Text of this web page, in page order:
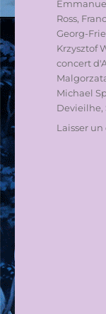
Ross,
Georg-
Krzysztof
concert
Michael
Devieilhe,
Laisser